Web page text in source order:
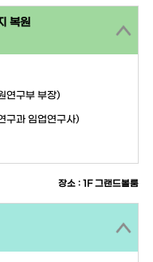
복원
연구부 부장)
구과 임업연구사)
장소 : 1F 그랜드볼룸